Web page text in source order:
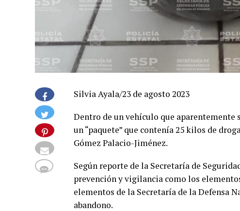
Silvia Ayala/23 de agosto 2023
Dentro de un vehículo que aparentemente
un “paquete” que contenía 25 kilos de
Gómez Palacio-Jiménez.
Según reporte de la Secretaría de
prevención y vigilancia como los
elementos de la Secretaría de la Defensa
abandono.